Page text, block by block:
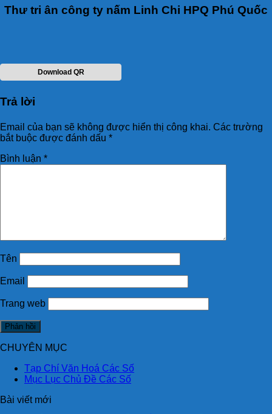
Thư tri ân công ty nấm Linh Chi HPQ Phú Quốc
Download QR
Trả lời
Email của bạn sẽ không được hiển thị công khai. Các trường
bắt buộc được đánh dấu *
Bình luận *
Tên
Email
Trang web
CHUYÊN MỤC
Tạp Chí Văn Hoá Các Số
Mục Lục Chủ Đề Các Số
Bài viết mới